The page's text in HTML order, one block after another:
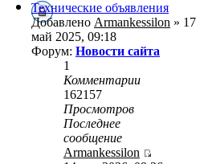
Технические объявления
Добавлено Armankessilon » 17
май 2025, 09:18
Форум: Новости сайта
1
Комментарии
162157
Просмотров
Последнее
сообщение
Armankessilon